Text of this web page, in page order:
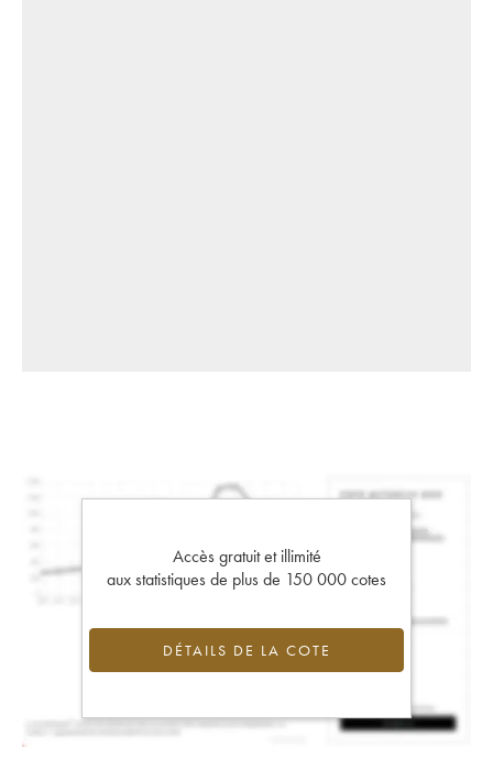
Accès gratuit et illimité
aux statistiques de plus de 150 000 cotes
DÉTAILS DE LA COTE